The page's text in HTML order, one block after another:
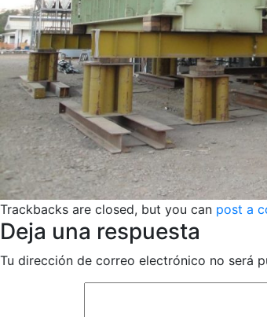
Trackbacks are closed, but you can post a
Deja una respuesta
Tu dirección de correo electrónico no será